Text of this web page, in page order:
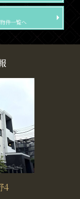
件一覧へ
4